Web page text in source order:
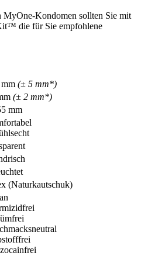
MyOne-Kondomen sollten Sie mit
die für Sie empfohlene
(± 5 mm*)
(± 2 mm*)
mm
(Naturkautschuk)